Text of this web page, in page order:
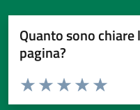
Quanto sono
pagina?
Valuta da 1 a 5 stelle la pagina
Valuta 5
Valuta 4
Valuta 3 stelle
Valuta 2 stelle su 5
Valuta 1 stelle su 5